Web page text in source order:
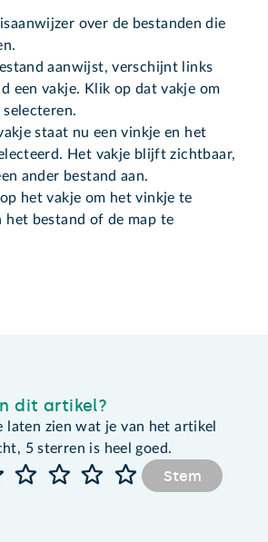
over de bestanden die
aanwijst, verschijnt links
een vakje. Klik op dat vakje om
staat nu een vinkje en het
Het vakje blijft zichtbaar,
ander bestand aan.
het vakje om het vinkje te
het bestand of de map te
dit artikel?
laten zien wat je van het artikel
5 sterren is heel goed.
Stem